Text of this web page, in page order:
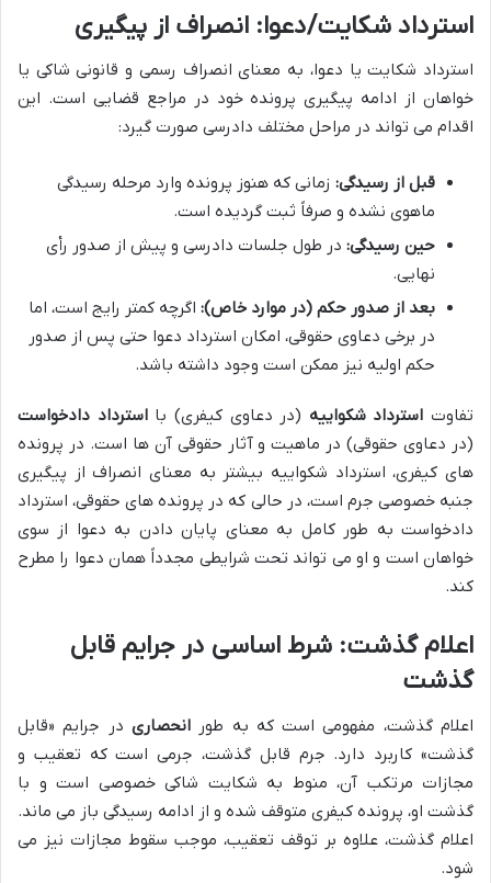
استرداد شکایت/دعوا: انصراف از پیگیری
استرداد شکایت یا دعوا، به معنای انصراف رسمی و قانونی شاکی یا
خواهان از ادامه پیگیری پرونده خود در مراجع قضایی است. این
اقدام می تواند در مراحل مختلف دادرسی صورت گیرد:
قبل از رسیدگی: زمانی که هنوز پرونده وارد مرحله رسیدگی
ماهوی نشده و صرفاً ثبت گردیده است.
حین رسیدگی: در طول جلسات دادرسی و پیش از صدور رأی
نهایی.
بعد از صدور حکم (در موارد خاص): اگرچه کمتر رایج است، اما
در برخی دعاوی حقوقی، امکان استرداد دعوا حتی پس از صدور
حکم اولیه نیز ممکن است وجود داشته باشد.
تفاوت استرداد شکواییه (در دعاوی کیفری) بااسترداد دادخواست
(در دعاوی حقوقی) در ماهیت و آثار حقوقی آن ها است. در پرونده
های کیفری، استرداد شکواییه بیشتر به معنای انصراف از پیگیری
جنبه خصوصی جرم است، در حالی که در پرونده های حقوقی، استرداد
دادخواست به طور کامل به معنای پایان دادن به دعوا از سوی
خواهان است و او می تواند تحت شرایطی مجدداً همان دعوا را مطرح
کند.
اعلام گذشت: شرط اساسی در جرایم قابل
گذشت
اعلام گذشت، مفهومی است که به طورانحصاری در جرایم «قابل
گذشت» کاربرد دارد. جرم قابل گذشت، جرمی است که تعقیب و
مجازات مرتکب آن، منوط به شکایت شاکی خصوصی است و با
گذشت او، پرونده کیفری متوقف شده و از ادامه رسیدگی باز می ماند.
اعلام گذشت، علاوه بر توقف تعقیب، موجب سقوط مجازات نیز می
شود.